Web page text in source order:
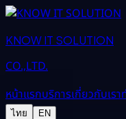
KNOW IT SOLUTION
CO.,LTD.
หน้าแรกบริการเกี่ยวกับเรา
ไทย
EN